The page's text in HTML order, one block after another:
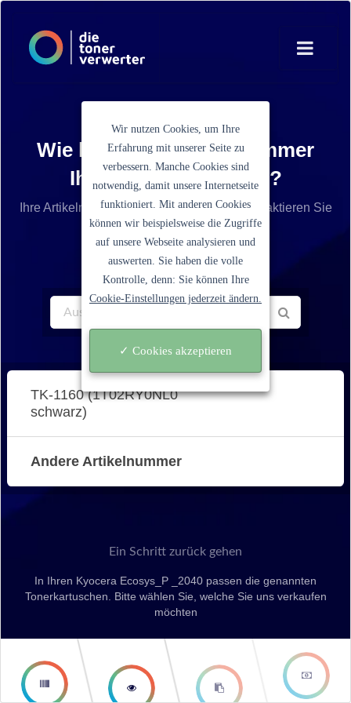
Wie lautet die Artikelnummer
Ihrer Tonerkartusche?
Ihre Artikelnummer ist nicht aufgelistet? Kontaktieren Sie
unseren Service.
TK-1160 (1T02RY0NL0
schwarz)
Andere Artikelnummer
Ein Schritt zurück gehen
In Ihren Kyocera Ecosys_P _2040 passen die genannten
Tonerkartuschen. Bitte wählen Sie, welche Sie uns verkaufen
möchten
second
step
third step
Wir nutzen Cookies, um Ihre
Erfahrung mit unserer Seite zu
verbessern. Manche Cookies sind
notwendig, damit unsere Internetseite
funktioniert. Mit anderen Cookies
können wir beispielsweise die Zugriffe
auf unsere Webseite analysieren und
auswerten. Sie haben die volle
Kontrolle, denn: Sie können Ihre
Cookie-Einstellungen jederzeit ändern.
✓ Cookies akzeptieren